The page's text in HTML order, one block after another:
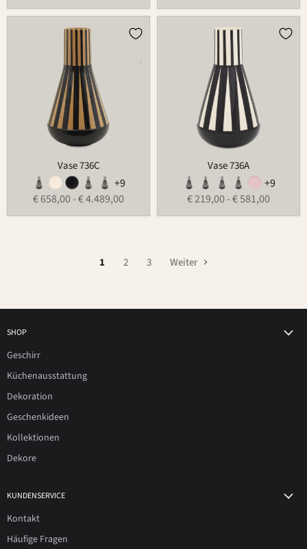
Vase 736C
+9
€ 658,00-€ 4.489,00
Vase 736A
+9
€ 219,00-€ 581,00
1 2 3 Weiter
SHOP
Geschirr
Küchenausstattung
Dekoration
Geschenkideen
Kollektionen
Dekore
KUNDENSERVICE
Kontakt
Häufige Fragen